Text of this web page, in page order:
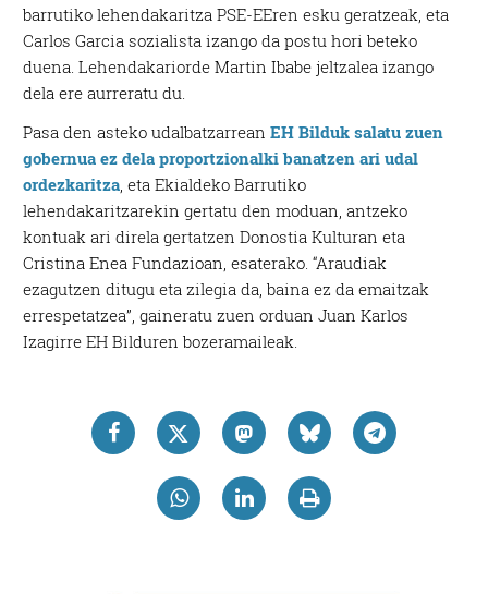
barrutiko lehendakaritza PSE-EEren esku geratzeak, eta
Carlos Garcia sozialista izango da postu hori beteko
duena. Lehendakariorde Martin Ibabe jeltzalea izango
dela ere aurreratu du.
Pasa den asteko udalbatzarreanEH Bilduk salatu zuen
gobernua ez dela proportzionalki banatzen ari udal
ordezkaritza , eta Ekialdeko Barrutiko
lehendakaritzarekin gertatu den moduan, antzeko
kontuak ari direla gertatzen Donostia Kulturan eta
Cristina Enea Fundazioan, esaterako. “Araudiak
ezagutzen ditugu eta zilegia da, baina ez da emaitzak
errespetatzea”, gaineratu zuen orduan Juan Karlos
Izagirre EH Bilduren bozeramaileak.